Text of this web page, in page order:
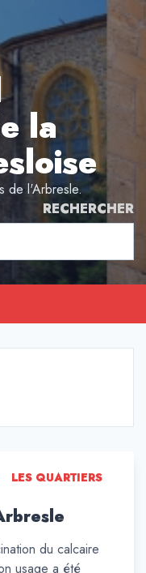
la
de l'Arbresle.
RECHERCHER
LES QUARTIERS
du calcaire
usage a été